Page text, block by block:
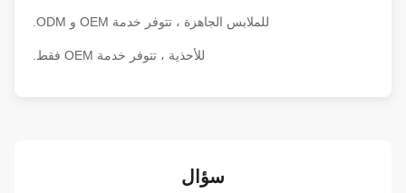
للملابس الجاهزة ، تتوفر خدمة OEM و ODM.
للأحذية ، تتوفر خدمة OEM فقط.
سؤال